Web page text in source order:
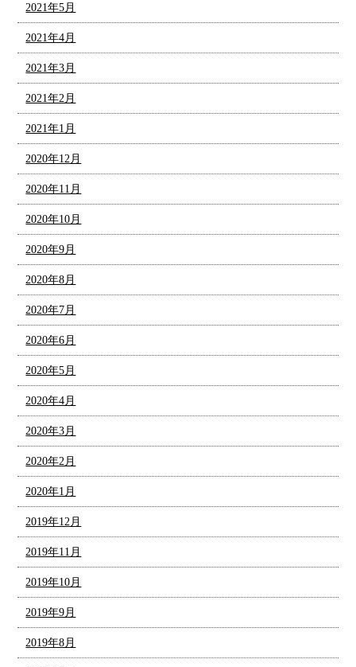
2021年5月
2021年4月
2021年3月
2021年2月
2021年1月
2020年12月
2020年11月
2020年10月
2020年9月
2020年8月
2020年7月
2020年6月
2020年5月
2020年4月
2020年3月
2020年2月
2020年1月
2019年12月
2019年11月
2019年10月
2019年9月
2019年8月